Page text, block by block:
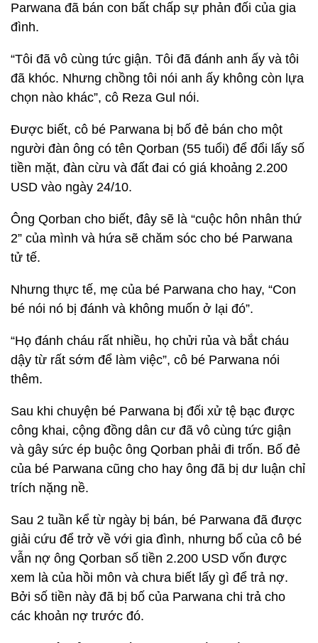
Parwana đã bán con bất chấp sự phản đối của gia
đình.
“Tôi đã vô cùng tức giận. Tôi đã đánh anh ấy và tôi
đã khóc. Nhưng chồng tôi nói anh ấy không còn lựa
chọn nào khác”, cô Reza Gul nói.
Được biết, cô bé Parwana bị bố đẻ bán cho một
người đàn ông có tên Qorban (55 tuổi) để đổi lấy số
tiền mặt, đàn cừu và đất đai có giá khoảng 2.200
USD vào ngày 24/10.
Ông Qorban cho biết, đây sẽ là “cuộc hôn nhân thứ
2” của mình và hứa sẽ chăm sóc cho bé Parwana
tử tế.
Nhưng thực tế, mẹ của bé Parwana cho hay, “Con
bé nói nó bị đánh và không muốn ở lại đó”.
“Họ đánh cháu rất nhiều, họ chửi rủa và bắt cháu
dậy từ rất sớm để làm việc”, cô bé Parwana nói
thêm.
Sau khi chuyện bé Parwana bị đối xử tệ bạc được
công khai, cộng đồng dân cư đã vô cùng tức giận
và gây sức ép buộc ông Qorban phải đi trốn. Bố đẻ
của bé Parwana cũng cho hay ông đã bị dư luận chỉ
trích nặng nề.
Sau 2 tuần kể từ ngày bị bán, bé Parwana đã được
giải cứu để trở về với gia đình, nhưng bố của cô bé
vẫn nợ ông Qorban số tiền 2.200 USD vốn được
xem là của hồi môn và chưa biết lấy gì để trả nợ.
Bởi số tiền này đã bị bố của Parwana chi trả cho
các khoản nợ trước đó.